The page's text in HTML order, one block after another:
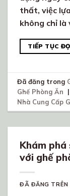
thất, việc
không chỉ là
TIẾP TỤC
Đã đăng trong
Ghế Phòng Ăn
|
Nhà Cung Cấp
Khám
với ghế
ĐÃ ĐĂNG TRÊN